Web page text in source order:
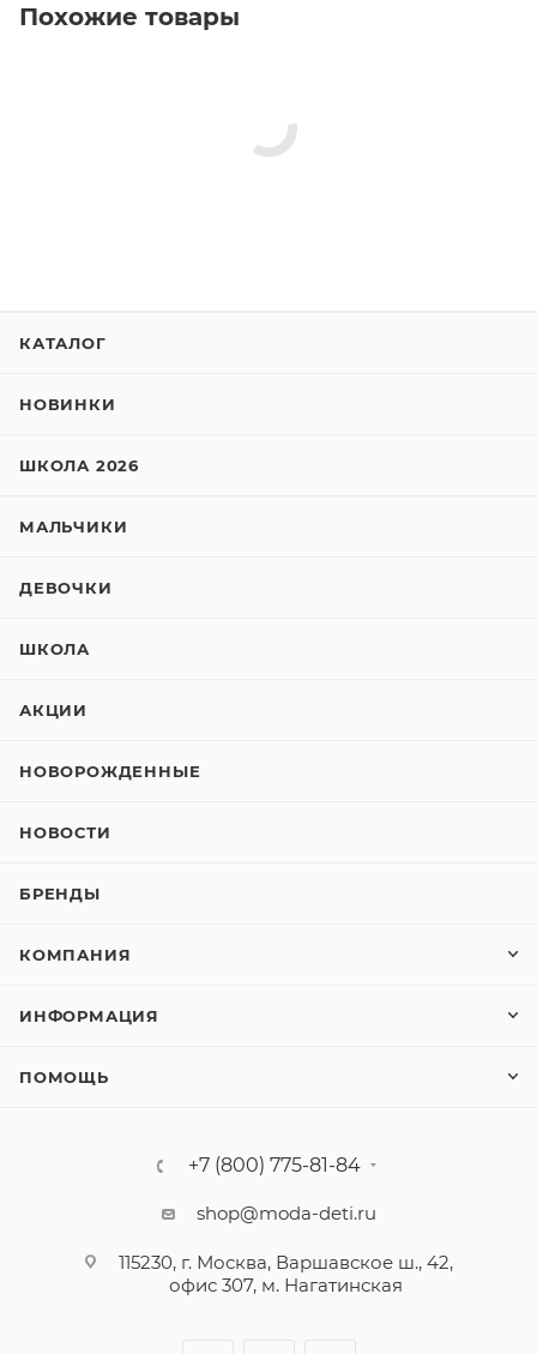
Похожие товары
КАТАЛОГ
НОВИНКИ
ШКОЛА 2026
МАЛЬЧИКИ
ДЕВОЧКИ
ШКОЛА
АКЦИИ
НОВОРОЖДЕННЫЕ
НОВОСТИ
БРЕНДЫ
КОМПАНИЯ
ИНФОРМАЦИЯ
ПОМОЩЬ
+7 (800) 775-81-84
shop@moda-deti.ru
115230, г. Москва, Варшавское ш., 42,
офис 307, м. Нагатинская